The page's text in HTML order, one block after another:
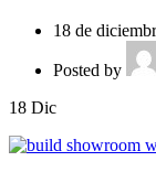
18 de
Posted by
18 Dic